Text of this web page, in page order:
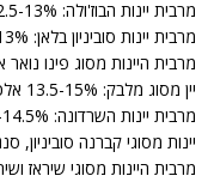
מרבית יינות הבוז'ולה: 12.5-13% אלכוהול.
מרבית יינות סוביניון בלאן: 12.5-13% אלכוהול.
מרבית היינות מסוג פינו נואר או בורדו
יין מסוג מלבק: 13.5-15% אלכוהול.
מרבית יינות השרדונה: 13-14.5% אלכוהול.
יינות מסוגי קברנה סוביניון, סנג'ובזה
מרבית היינות מסוגי שיראז ושיראז